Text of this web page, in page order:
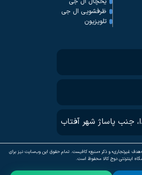
ظرفشویی ال جی
تلویزیون
جنب پاساژ شهر آفتاب
غیرتجاری» و ذکر «منبع» کافیست. تمام حقوق اين وب‌سايت نیز برای
اینترنتی دوج کالا محفوظ است.